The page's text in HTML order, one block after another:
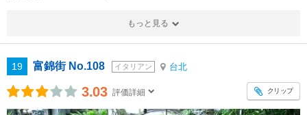
もっと見る
19 富錦街 No.108 イタリアン 台北
3.03 評価詳細 クリップ